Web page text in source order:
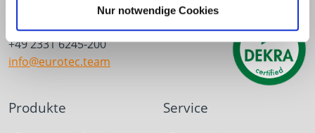
Nur notwendige Cookies
+49 2331 6245-0
+49 2331 6245-200
info@eurotec.team
Produkte Service